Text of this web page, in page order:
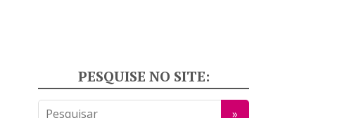
PESQUISE NO SITE: